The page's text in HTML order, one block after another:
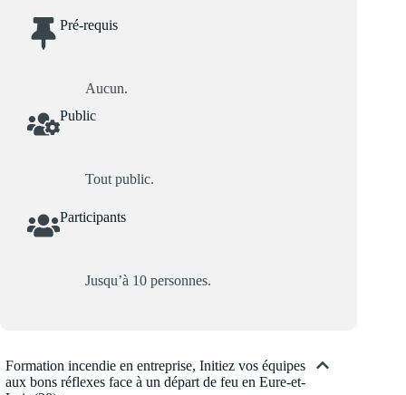
Pré-requis
Aucun.
Public
Tout public.
Participants
Jusqu’à 10 personnes.
Formation incendie en entreprise, Initiez vos équipes
aux bons réflexes face à un départ de feu en Eure-et-